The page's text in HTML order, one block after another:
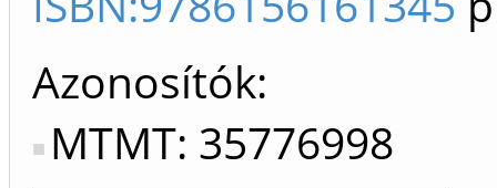
Azonosítók
MTMT: 35776998